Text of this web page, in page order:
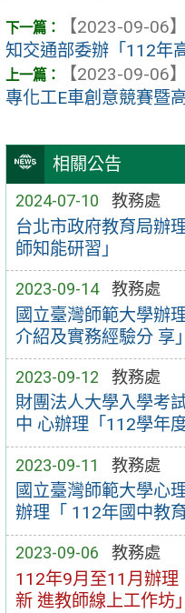
相關公告
2024-07-10 教務處
台北市政府教育局辦
師知能研習」
2023-09-14 教務處
國立臺灣師範大學辦
介紹及實務經驗分 享
2023-09-12 教務處
財團法人大學入學考
中 心辦理「112學年
2023-09-11 教務處
國立臺灣師範大學心
辦理「 112年國中教
2023-09-06 教務處
112年9月至11月辦
新 進教師線上工作坊」
【2023-09-06】
知交通部委辦「112年
【2023-09-06】
專化工E車創意競賽暨